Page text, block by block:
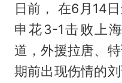
日前， 在6月14
申花3-1击败上
道，外援拉唐、
期前出现伤情的